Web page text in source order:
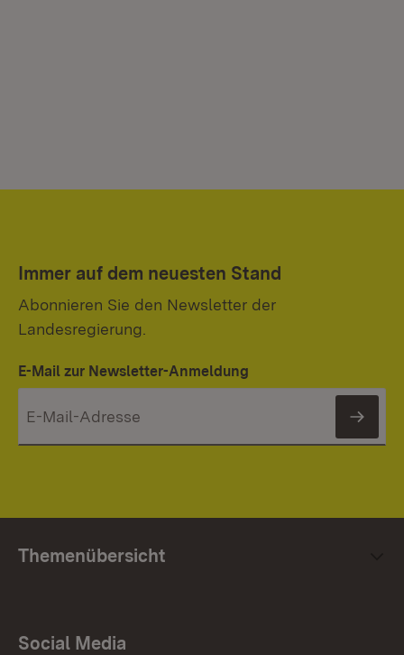
Immer auf dem neuesten Stand
Abonnieren Sie den Newsletter der
Landesregierung.
E-Mail zur Newsletter-Anmeldung
Themenübersicht
Social Media